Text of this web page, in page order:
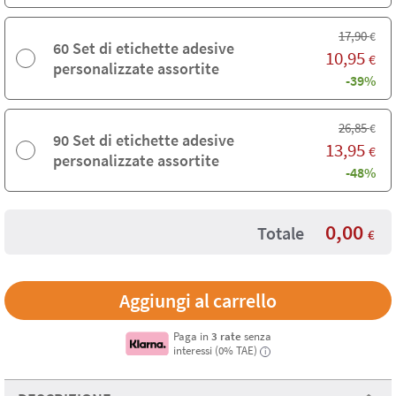
60 Set di etichette adesive
personalizzate assortite
17,90€
10,95 €
-39%
90 Set di etichette adesive
personalizzate assortite
26,85€
13,95 €
-48%
Totale 0,00 €
Paga in 3 rate senza
interessi (0% TAE)
i